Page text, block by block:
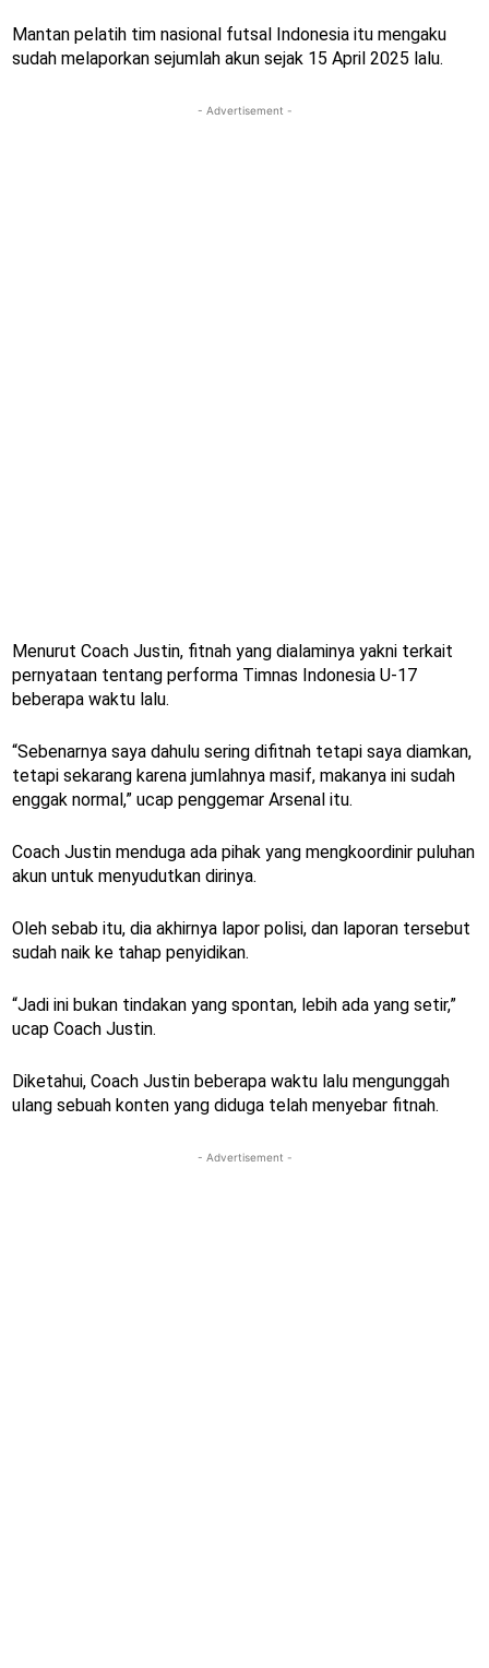
Mantan pelatih tim nasional futsal Indonesia itu mengaku
sudah melaporkan sejumlah akun sejak 15 April 2025 lalu.
- Advertisement -
Menurut Coach Justin, fitnah yang dialaminya yakni terkait
pernyataan tentang performa Timnas Indonesia U-17
beberapa waktu lalu.
“Sebenarnya saya dahulu sering difitnah tetapi saya diamkan,
tetapi sekarang karena jumlahnya masif, makanya ini sudah
enggak normal,” ucap penggemar Arsenal itu.
Coach Justin menduga ada pihak yang mengkoordinir puluhan
akun untuk menyudutkan dirinya.
Oleh sebab itu, dia akhirnya lapor polisi, dan laporan tersebut
sudah naik ke tahap penyidikan.
“Jadi ini bukan tindakan yang spontan, lebih ada yang setir,”
ucap Coach Justin.
Diketahui, Coach Justin beberapa waktu lalu mengunggah
ulang sebuah konten yang diduga telah menyebar fitnah.
- Advertisement -